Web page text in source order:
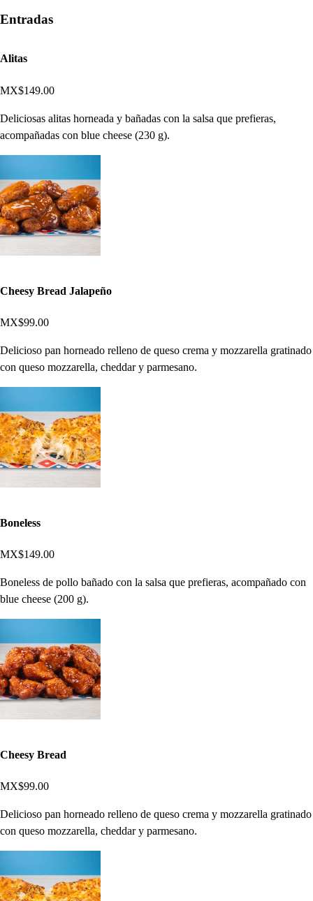
Entradas
Alitas
MX$149.00
Deliciosas alitas horneada y bañadas con la salsa que prefieras,
acompañadas con blue cheese (230 g).
Cheesy Bread Jalapeño
MX$99.00
Delicioso pan horneado relleno de queso crema y mozzarella gratinado
con queso mozzarella, cheddar y parmesano.
Boneless
MX$149.00
Boneless de pollo bañado con la salsa que prefieras, acompañado con
blue cheese (200 g).
Cheesy Bread
MX$99.00
Delicioso pan horneado relleno de queso crema y mozzarella gratinado
con queso mozzarella, cheddar y parmesano.